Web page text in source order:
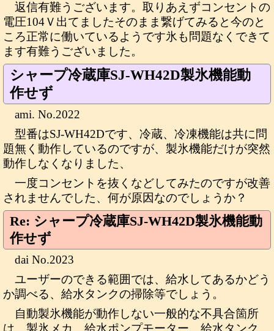
返信有難うございます。取りあえずコンセントの
電圧104Ｖ出てましたそのまま繋げてみると今のと
ころ正常に働いているようです氷も問題なくできて
ます有難うございました。
シャープ冷蔵庫SJ-WH42D製氷機能動
作せず
ami. No.2022
型番はSJ-WH42Dです、冷蔵、冷凍機能は共に問
題無く動作しているのですが、製氷機能だけが突然
動作しなくなりました、
一度コンセントを抜くなどしてみたのですが改善
されませんでした、何が原因なのでしょうか？
Re: シャープ冷蔵庫SJ-WH42D製氷機能動
作せず
dai No.2023
ユーザーのできる範囲では、給水してあるかどう
か調べる、給水タンクの掃除等でしょう。
自動製氷機能が動作しない一般的な不具合箇所
は、製氷メカ、給水ポンプモーター、給水タンク、